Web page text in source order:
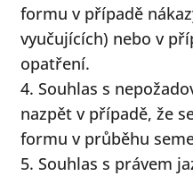
formu v případě
vyučujících) nebo v
opatření.
4. Souhlas s
nazpět v případě, že
formu v průběhu
5. Souhlas s právem